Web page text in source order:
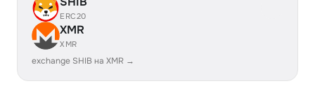
ERC20
XMR
XMR
exchange SHIB на XMR →